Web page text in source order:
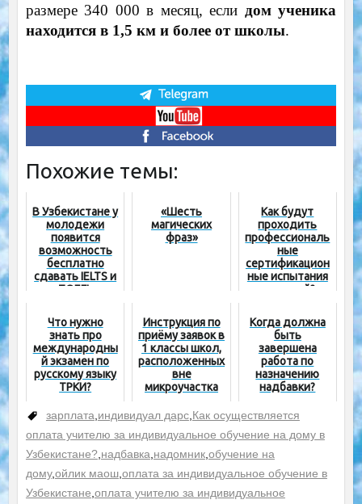
размере 340 000 в месяц, если дом ученика
находится в 1,5 км и более от школы.
Похожие темы:
В Узбекистане у
молодежи
появится
возможность
бесплатно
сдавать IELTS и
TOEFL
«Шесть
магических
фраз»
Как будут
проходить
профессиональ
ные
сертификацион
ные испытания
учителей?
Что нужно
знать про
международны
й экзамен по
русскому языку
ТРКИ?
Инструкция по
приёму заявок в
1 классы школ,
расположенных
вне
микроучастка
Когда должна
быть
завершена
работа по
назначению
надбавки?
зарплата индивидуал дарс, Как осуществляется
оплата учителю за индивидуальное обучение на дому в
Узбекистане?, надбавка надомник, обучение на
дому,ойлик маош, оплата за индивидуальное обучение в
Узбекистане оплата учителю за индивидуальное